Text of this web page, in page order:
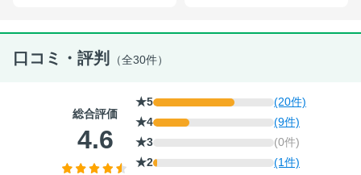
口コミ・評判 （全30件）
総合評価
4.6
★5
(20件)
★4
(9件)
★3
(0件)
★2
(1件)